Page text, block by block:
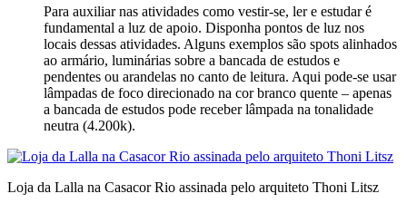
Para auxiliar nas atividades como vestir-se, ler e estudar é
fundamental a luz de apoio. Disponha pontos de luz nos
locais dessas atividades. Alguns exemplos são spots alinhados
ao armário, luminárias sobre a bancada de estudos e
pendentes ou arandelas no canto de leitura. Aqui pode-se usar
lâmpadas de foco direcionado na cor branco quente – apenas
a bancada de estudos pode receber lâmpada na tonalidade
neutra (4.200k).
Loja da Lalla na Casacor Rio assinada pelo arquiteto Thoni Litsz